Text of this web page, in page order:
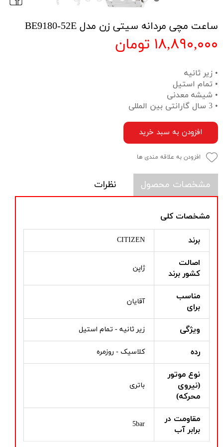
ساعت مچی مردانه سیتی زن مدل BE9180-52E
۱۸,۸۹۰,۰۰۰ تومان
• زیر ثانیه
• تمام استیل
• شیشه معدنی
• 3 سال گارانتی بین المللی
افزودن به سبد خرید
افزودن به علاقه مندی ها
مشخصات محصول نظرات
مشخصات کلی
برند CITIZEN
اصالت
کشور برند
ژاپن
مناسب
برای
آقایان
ویژگی زیر ثانیه - تمام استیل
رده کلاسیک - روزمره
نوع موتور
(نیروی
محرکه)
باتری
مقاومت در
برابر آب
5bar